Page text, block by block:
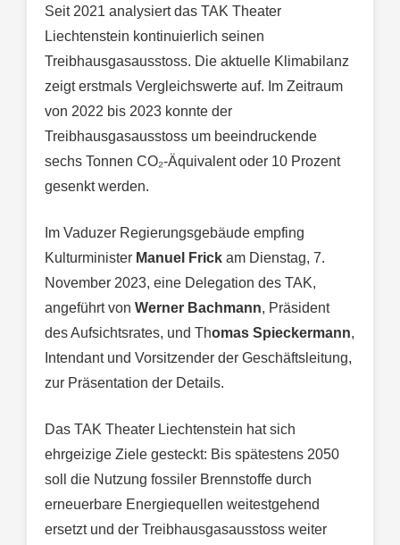
Seit 2021 analysiert das TAK Theater
Liechtenstein kontinuierlich seinen
Treibhausgasausstoss. Die aktuelle Klimabilanz
zeigt erstmals Vergleichswerte auf. Im Zeitraum
von 2022 bis 2023 konnte der
Treibhausgasausstoss um beeindruckende
sechs Tonnen CO₂-Äquivalent oder 10 Prozent
gesenkt werden.
Im Vaduzer Regierungsgebäude empfing
Kulturminister Manuel Frick am Dienstag, 7.
November 2023, eine Delegation des TAK,
angeführt von Werner Bachmann, Präsident
des Aufsichtsrates, und Thomas Spieckermann,
Intendant und Vorsitzender der Geschäftsleitung,
zur Präsentation der Details.
Das TAK Theater Liechtenstein hat sich
ehrgeizige Ziele gesteckt: Bis spätestens 2050
soll die Nutzung fossiler Brennstoffe durch
erneuerbare Energiequellen weitestgehend
ersetzt und der Treibhausgasausstoss weiter